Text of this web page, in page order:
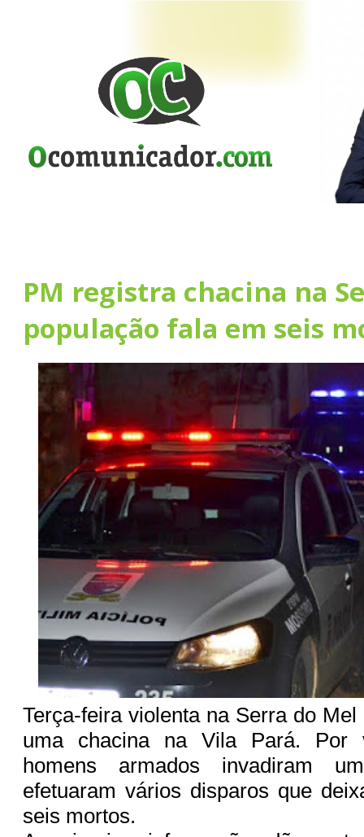
PM registra chacina na
população fala em seis
Terça-feira violenta na Serra do
uma chacina na Vila Pará. Por
homens armados invadiram
efetuaram vários disparos que
seis mortos.